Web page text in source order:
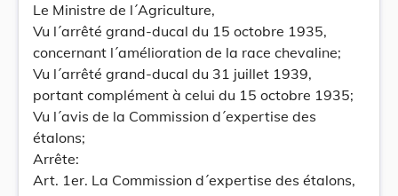
Le Ministre de l´Agriculture,
Vu l´arrêté grand-ducal du 15 octobre 1935,
concernant l´amélioration de la race chevaline;
Vu l´arrêté grand-ducal du 31 juillet 1939,
portant complément à celui du 15 octobre 1935;
Vu l´avis de la Commission d´expertise des
étalons;
Arrête:
Art. 1er. La Commission d´expertise des étalons,